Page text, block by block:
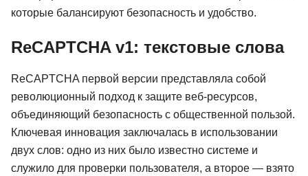
которые балансируют безопасность и удобство.
ReCAPTCHA v1: текстовые слова
ReCAPTCHA первой версии представляла собой
революционный подход к защите веб-ресурсов,
объединяющий безопасность с общественной пользой.
Ключевая инновация заключалась в использовании
двух слов: одно из них было известно системе и
служило для проверки пользователя, а второе — взято